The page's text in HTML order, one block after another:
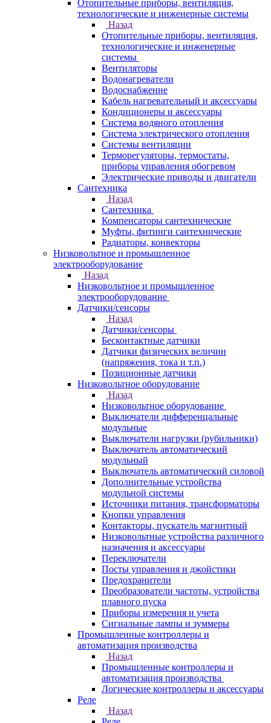
Отопительные приборы, вентиляция,
технологические и инженерные системы
Назад
Отопительные приборы, вентиляция,
технологические и инженерные
системы
Вентиляторы
Водонагреватели
Водоснабжение
Кабель нагревательный и аксессуары
Кондиционеры и аксессуары
Система водяного отопления
Система электрического отопления
Системы вентиляции
Терморегуляторы, термостаты,
приборы управления обогревом
Электрические приводы и двигатели
Сантехника
Назад
Сантехника
Компенсаторы сантехнические
Муфты, фитинги сантехнические
Радиаторы, конвекторы
Низковольтное и промышленное
электрооборудование
Назад
Низковольтное и промышленное
электрооборудование
Датчики/сенсоры
Назад
Датчики/сенсоры
Бесконтактные датчики
Датчики физических величин
(напряжения, тока и т.п.)
Позиционные датчики
Низковольтное оборудование
Назад
Низковольтное оборудование
Выключатели дифференцальные
модульные
Выключатели нагрузки (рубильники)
Выключатель автоматический
модульный
Выключатель автоматический силовой
Дополнительные устройства
модульной системы
Источники питания, трансформаторы
Кнопки управления
Контакторы, пускатель магнитный
Низковольтные устройства различного
назначения и аксессуары
Переключатели
Посты управления и джойстики
Предохранители
Преобразователи частоты, устройства
плавного пуска
Приборы измерения и учета
Сигнальные лампы и зуммеры
Промышленные контроллеры и
автоматизация производства
Назад
Промышленные контроллеры и
автоматизация производства
Логические контроллеры и аксессуары
Реле
Назад